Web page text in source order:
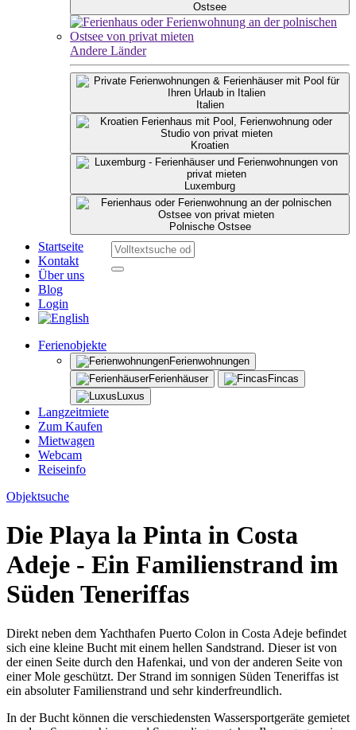
Ostsee
Andere Länder
Italien
Kroatien
Luxemburg
Polnische Ostsee
Startseite
Kontakt
Über uns
Blog
Login
Ferienobjekte
Ferienwohnungen
Ferienhäuser
Fincas
Luxus
Langzeitmiete
Zum Kaufen
Mietwagen
Webcam
Reiseinfo
Objektsuche
Die Playa la Pinta in Costa
Adeje - Ein Familienstrand im
Süden Teneriffas
Direkt neben dem Yachthafen Puerto Colon in Costa Adeje befindet
sich eine kleine Bucht mit einem hellen Sandstrand. Dieser ist von
der einen Seite durch den Hafenkai, und von der anderen Seite von
einer Mole geschützt. Der Strand im sonnigen Süden Teneriffas ist
ein absoluter Familienstrand und sehr kinderfreundlich.
In der Bucht können die verschiedensten Wassersportgeräte gemietet